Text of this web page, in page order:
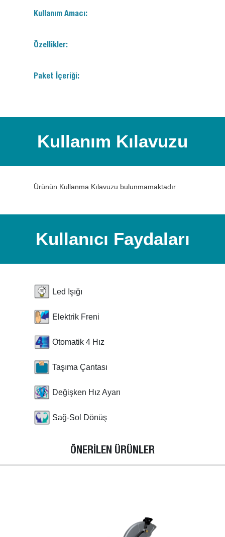
Kullanım Amacı:
Özellikler:
Paket İçeriği:
Kullanım Kılavuzu
Ürünün Kullanma Kılavuzu bulunmamaktadır
Kullanıcı Faydaları
Led Işığı
Elektrik Freni
Otomatik 4 Hız
Taşıma Çantası
Değişken Hız Ayarı
Sağ-Sol Dönüş
ÖNERİLEN ÜRÜNLER